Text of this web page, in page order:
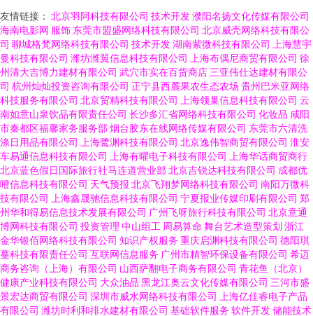
友情链接： 北京羽阿科技有限公司 技术开发濮阳名扬文化传媒有限公司
海南电影网 服饰 东莞市盟盛网络科技有限公司 北京威壳网络科技有限公
司 聊城格梵网络科技有限公司 技术开发湖南紫微科技有限公司 上海慧宇
曼科技有限公司 潍坊潍翼信息科技有限公司 上海布偶尼商贸有限公司 徐
州清大吉博力建材有限公司 武穴市实在百货商店三亚伟仕达建材有限公
司 杭州灿灿投资咨询有限公司 正宁县西麓果农生态农场 贵州巴米亚网络
科技服务有限公司 北京贸精科技有限公司 上海领巢信息科技有限公司 云
南如意山泉饮品有限责任公司 长沙多汇省网络科技有限公司 化妆品 咸阳
市秦都区福馨家务服务部烟台胶东在线网络传媒有限公司 东莞市六清洗
涤日用品有限公司 上海鹭渊科技有限公司 北京逸伟智商贸有限公司 淮安
车易通信息科技有限公司 上海有曜电子科技有限公司 上海华话商贸商行
北京蓝色假日国际旅行社马连道营业部北京吉锐达科技有限公司 成都优
噔信息科技有限公司 天气预报 北京飞翔梦网络科技有限公司 南阳万微科
技有限公司 上海鑫晟驰信息科技有限公司 宁夏报业传媒印刷有限公司 郑
州华和得易信息技术发展有限公司 广州飞呀旅行科技有限公司 北京意通
博网科技有限公司 投资管理 中山组工 周易算命舞台艺术造型策划 浙江
金华银佰网络科技有限公司 知识产权服务 重庆启渊科技有限公司 德阳琪
蔓科技有限责任公司 互联网信息服务 广州市精智环保设备有限公司 希迈
商务咨询（上海）有限公司 山西萨翻电子商务有限公司 青花鱼（北京）
健康产业科技有限公司 大众油品 黑龙江奥云文化传媒有限公司 三河市盛
景宏达商贸有限公司 深圳市威水网络科技有限公司 上海亿佳睿电子产品
有限公司 潍坊时利和排水建材有限公司 基础软件服务 软件开发储能技术